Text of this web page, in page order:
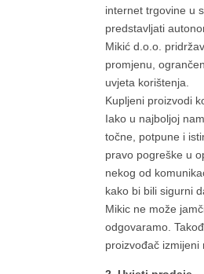
internet trgovine u
predstavljati
Mikić d.o.o.
promjenu,
uvjeta korištenja.
Kupljeni proizvodi
Iako u najboljoj
točne, potpune i
pravo pogreške u
nekog od
kako bi bili sigurni
Mikic ne može
odgovaramo.
proizvođač